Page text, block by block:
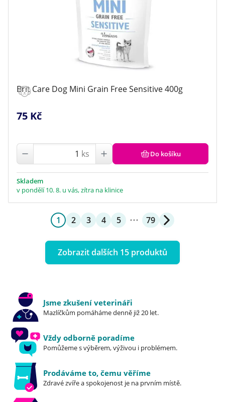
Brit Care Dog Mini Grain Free Sensitive 400g
75 Kč
ks Do košíku
Skladem
v pondělí 10. 8. u vás, zítra na klinice
1 2 3 4 5 79
Zobrazit dalších 15 produktů
Jsme zkušení veterináři
Mazlíčkům pomáháme denně již 20 let.
Vždy odborně poradíme
Pomůžeme s výběrem, výživou i problémem.
Prodáváme to, čemu věříme
Zdravé zvíře a spokojenost je na prvním místě.